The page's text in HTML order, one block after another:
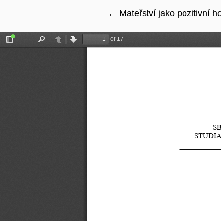
← Návrat na podrobnosti
Mateřství jako pozitivní